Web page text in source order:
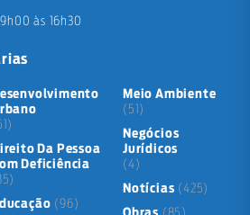
às 16h30
Da Pessoa
Deficiência
(96)
Meio Ambiente
(51)
Negócios
Jurídicos
(4)
Notícias (425)